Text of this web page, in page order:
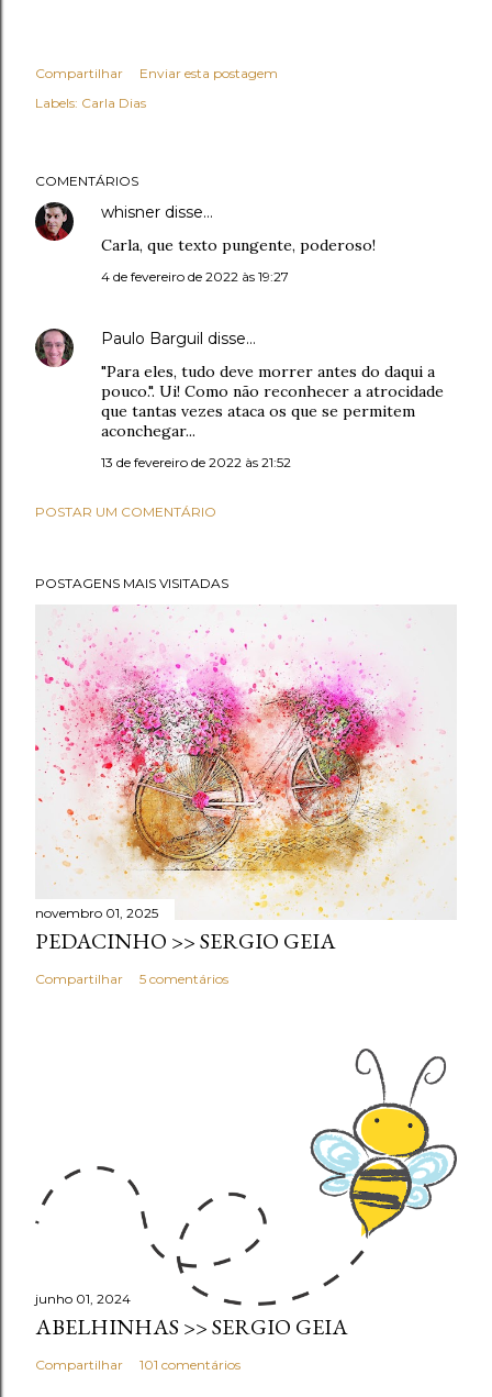
Compartilhar
Enviar esta postagem
Labels: Carla Dias
COMENTÁRIOS
whisner disse…
Carla, que texto pungente, poderoso!
4 de fevereiro de 2022 às 19:27
Paulo Barguil disse…
"Para eles, tudo deve morrer antes do daqui a
pouco.". Ui! Como não reconhecer a atrocidade
que tantas vezes ataca os que se permitem
aconchegar...
13 de fevereiro de 2022 às 21:52
POSTAR UM COMENTÁRIO
POSTAGENS MAIS VISITADAS
novembro 01, 2025
PEDACINHO >> SERGIO GEIA
Compartilhar 5 comentários
junho 01, 2024
ABELHINHAS >> SERGIO GEIA
Compartilhar 101 comentários